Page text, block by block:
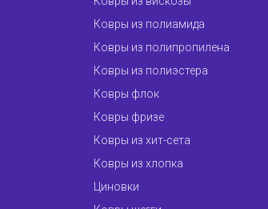
Ковры из полиамида
Ковры из полипропилена
Ковры из полиэстера
Ковры флок
Ковры фризе
Ковры из хит-сета
Ковры из хлопка
Циновки